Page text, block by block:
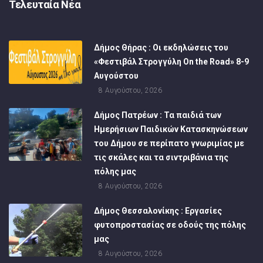
Τελευταία Νέα
Δήμος Θήρας : Οι εκδηλώσεις του
«Φεστιβάλ Στρογγύλη On the Road» 8-9
Αυγούστου
8 Αυγούστου, 2026
Δήμος Πατρέων : Τα παιδιά των
Ημερήσιων Παιδικών Κατασκηνώσεων
του Δήμου σε περίπατο γνωριμίας με
τις σκάλες και τα σιντριβάνια της
πόλης μας
8 Αυγούστου, 2026
Δήμος Θεσσαλονίκης : Εργασίες
φυτοπροστασίας σε οδούς της πόλης
μας
8 Αυγούστου, 2026